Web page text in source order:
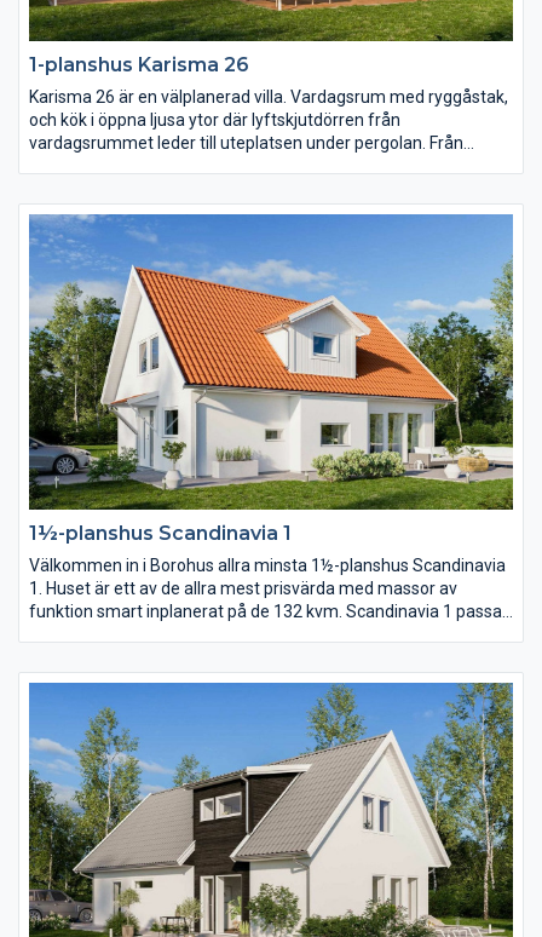
1-planshus Karisma 26
Karisma 26 är en välplanerad villa. Vardagsrum med ryggåstak,
och kök i öppna ljusa ytor där lyftskjutdörren från
vardagsrummet leder till uteplatsen under pergolan. Från
klädvården, en klädvård i generös storlek. Separerat från
gemensamhetsytorna ligger sovrummen och allrum.
1½-planshus Scandinavia 1
Välkommen in i Borohus allra minsta 1½-planshus Scandinavia
1. Huset är ett av de allra mest prisvärda med massor av
funktion smart inplanerat på de 132 kvm. Scandinavia 1 passar
den finaste delen av trädgården eller utsikten.